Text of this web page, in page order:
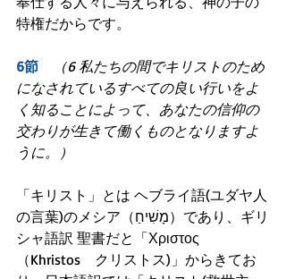
特権だからです。
6節
（6 私たちの間でキリストのため
になされているすべての良い行いをよ
く知ることによって、あなたの信仰の
交わりが生きて働くものとなりますよ
うに。）
「キリスト」とは ヘブライ語(ユダヤ人
の言葉)のメシア（מָשִׁיחַ）であり、ギリ
シャ語訳 聖書だと「Χριστος
（Khristos　クリストス)」からきてお